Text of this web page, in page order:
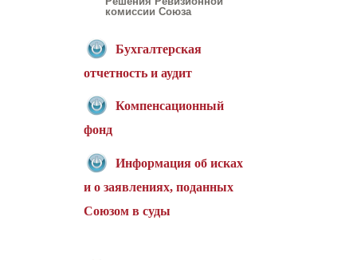
комиссии Союза
Бухгалтерская
отчетность и аудит
Компенсационный
фонд
Информация об исках
и о заявлениях, поданных
Союзом в суды